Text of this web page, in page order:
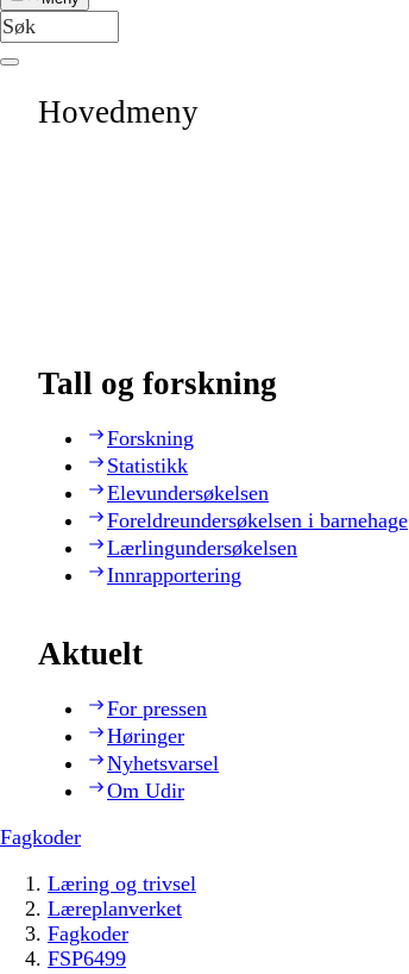
Hovedmeny
Tall og forskning
Forskning
Statistikk
Elevundersøkelsen
Foreldreundersøkelsen i barnehage
Lærlingundersøkelsen
Innrapportering
Aktuelt
For pressen
Høringer
Nyhetsvarsel
Om Udir
Fagkoder
Læring og trivsel
Læreplanverket
Fagkoder
FSP6499